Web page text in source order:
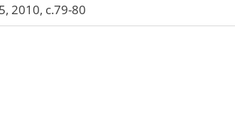
2010, с.79-80